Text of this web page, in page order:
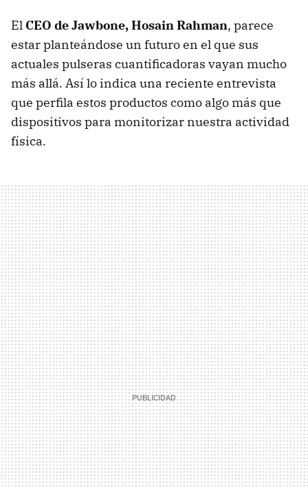
El CEO de Jawbone, Hosain Rahman, parece
estar planteándose un futuro en el que sus
actuales pulseras cuantificadoras vayan mucho
más allá. Así lo indica una reciente entrevista
que perfila estos productos como algo más que
dispositivos para monitorizar nuestra actividad
física.